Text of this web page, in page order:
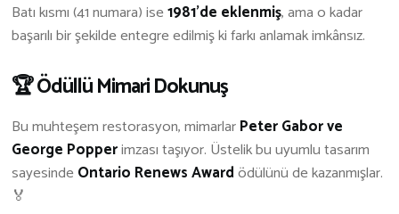
Batı kısmı (41 numara) ise1981’de eklenmiş, ama o kadar
başarılı bir şekilde entegre edilmiş ki farkı anlamak imkânsız.
🏆 Ödüllü Mimari Dokunuş
Bu muhteşem restorasyon, mimarlarPeter Gabor ve
George Popperimzası taşıyor. Üstelik bu uyumlu tasarım
sayesindeOntario Renews Awardödülünü de kazanmışlar.
🏅